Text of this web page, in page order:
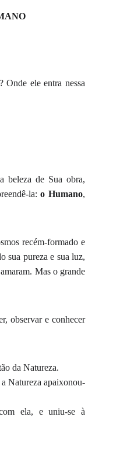
ele entra nessa
beleza de Sua obra,
la:o Humano,
recém-formado e
sua pureza e sua luz,
Mas o grande
observar e conhecer
da Natureza.
Natureza apaixonou-
ela, e uniu-se à